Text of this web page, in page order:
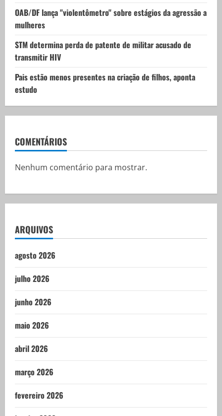
OAB/DF lança "violentômetro" sobre estágios da agressão a
mulheres
STM determina perda de patente de militar acusado de
transmitir HIV
Pais estão menos presentes na criação de filhos, aponta
estudo
COMENTÁRIOS
Nenhum comentário para mostrar.
ARQUIVOS
agosto 2026
julho 2026
junho 2026
maio 2026
abril 2026
março 2026
fevereiro 2026